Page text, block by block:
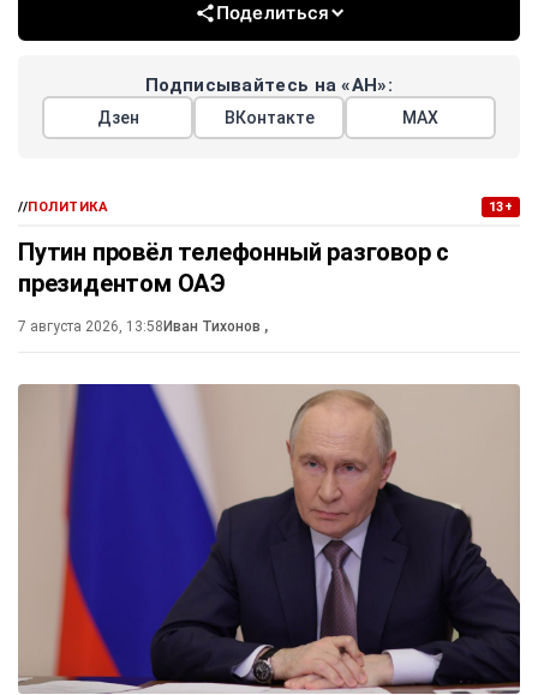
Поделиться
Подписывайтесь на «АН»:
Дзен ВКонтакте МАХ
//ПОЛИТИКА 13+
Путин провёл телефонный разговор с
президентом ОАЭ
7 августа 2026, 13:58 Иван Тихонов ,